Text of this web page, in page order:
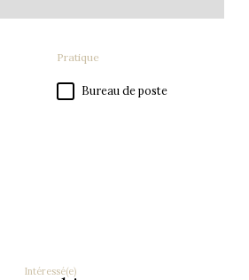
Pratique
Bureau de poste
Intéressé(e)